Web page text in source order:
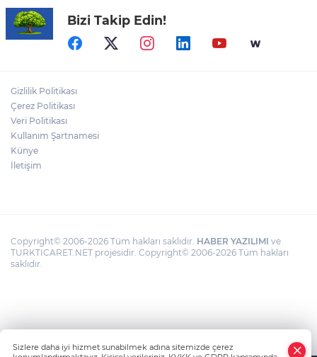
Avrupa Drama Buluşmaları gençleri
İzmir’de
Hürmüz Boğazı'nda yeni kriz: Petrol
Bizi Takip Edin!
Gizlilik Politikası
Çerez Politikası
Veri Politikası
Kullanım Şartnamesi
Künye
İletişim
Copyright© 2006-2026 Tüm hakları saklıdır. HABER YAZILIMI ve
TURKTICARET.NET projesidir. Copyright© 2006-2026 Tüm hakları
saklıdır.
Sizlere daha iyi hizmet sunabilmek adına sitemizde çerez